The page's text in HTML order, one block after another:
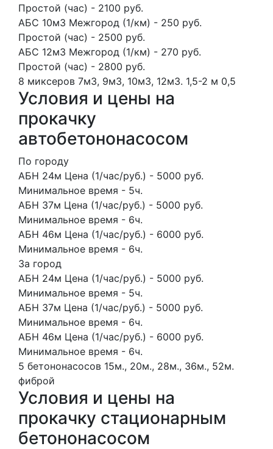
Простой (час) - 2100 руб.
АБС 10м3 Межгород (1/км) - 250 руб.
Простой (час) - 2500 руб.
АБС 12м3 Межгород (1/км) - 270 руб.
Простой (час) - 2800 руб.
8 миксеров 7м3, 9м3, 10м3, 12м3. 1,5-2 м 0,5
Условия и цены на
прокачку
автобетононасосом
По городу
АБН 24м Цена (1/час/руб.) - 5000 руб.
Минимальное время - 5ч.
АБН 37м Цена (1/час/руб.) - 5000 руб.
Минимальное время - 6ч.
АБН 46м Цена (1/час/руб.) - 6000 руб.
Минимальное время - 6ч.
За город
АБН 24м Цена (1/час/руб.) - 5000 руб.
Минимальное время - 5ч.
АБН 37м Цена (1/час/руб.) - 5000 руб.
Минимальное время - 6ч.
АБН 46м Цена (1/час/руб.) - 6000 руб.
Минимальное время - 6ч.
5 бетононасосов 15м., 20м., 28м., 36м., 52м.
фиброй
Условия и цены на
прокачку стационарным
бетононасосом